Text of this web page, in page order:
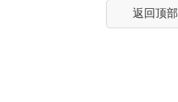
返回顶部